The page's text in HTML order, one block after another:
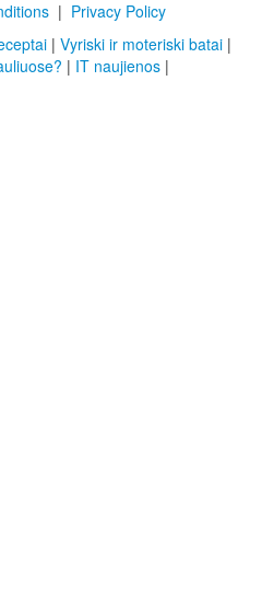
| Privacy Policy
| Vyriski ir moteriski batai |
| IT naujienos |